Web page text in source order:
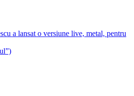
a lansat o versiune live, metal, pentru